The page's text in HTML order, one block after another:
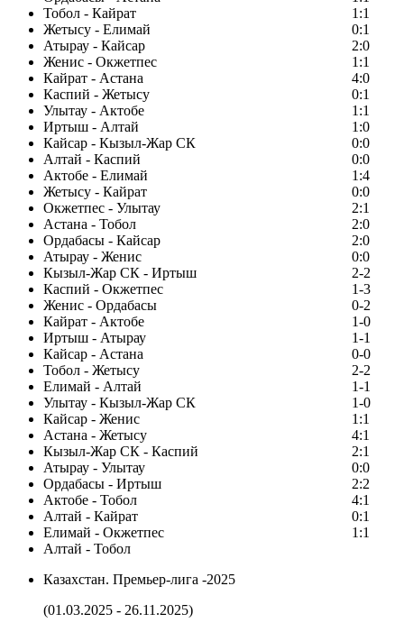
Тобол - Кайрат
1:1
Жетысу - Елимай
0:1
Атырау - Кайсар
2:0
Женис - Окжетпес
1:1
Кайрат - Астана
4:0
Каспий - Жетысу
0:1
Улытау - Актобе
1:1
Иртыш - Алтай
1:0
Кайсар - Кызыл-Жар СК
0:0
Алтай - Каспий
0:0
Актобе - Елимай
1:4
Жетысу - Кайрат
0:0
Окжетпес - Улытау
2:1
Астана - Тобол
2:0
Ордабасы - Кайсар
2:0
Атырау - Женис
0:0
Кызыл-Жар СК - Иртыш
2-2
Каспий - Окжетпес
1-3
Женис - Ордабасы
0-2
Кайрат - Актобе
1-0
Иртыш - Атырау
1-1
Кайсар - Астана
0-0
Тобол - Жетысу
2-2
Елимай - Алтай
1-1
Улытау - Кызыл-Жар СК
1-0
Кайсар - Женис
1:1
Астана - Жетысу
4:1
Кызыл-Жар СК - Каспий
2:1
Атырау - Улытау
0:0
Ордабасы - Иртыш
2:2
Актобе - Тобол
4:1
Алтай - Кайрат
0:1
Елимай - Окжетпес
1:1
Алтай - Тобол
Казахстан. Премьер-лига -2025
(01.03.2025 - 26.11.2025)